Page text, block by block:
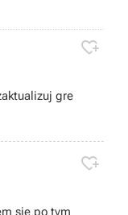

gre

się po tym